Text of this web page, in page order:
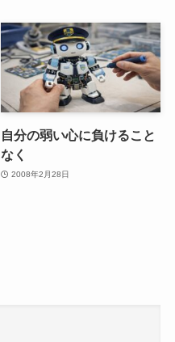
自分の弱い心に負けること
なく
2008年2月28日